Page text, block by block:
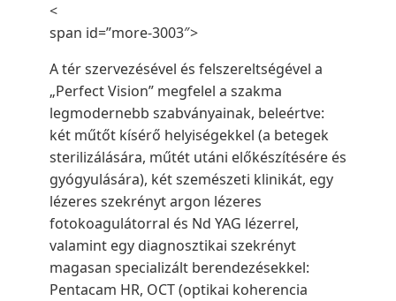
<
span id=”more-3003″>
A tér szervezésével és felszereltségével a
„Perfect Vision” megfelel a szakma
legmodernebb szabványainak, beleértve:
két műtőt kísérő helyiségekkel (a betegek
sterilizálására, műtét utáni előkészítésére és
gyógyulására), két szemészeti klinikát, egy
lézeres szekrényt argon lézeres
fotokoagulátorral és Nd YAG lézerrel,
valamint egy diagnosztikai szekrényt
magasan specializált berendezésekkel:
Pentacam HR, OCT (optikai koherencia